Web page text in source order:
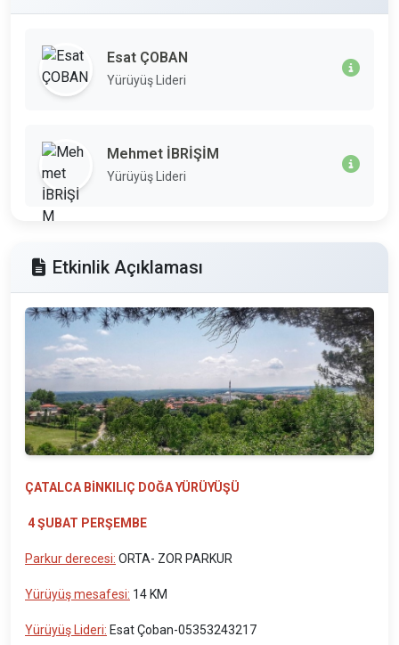
Esat ÇOBAN
Yürüyüş Lideri
Mehmet İBRİŞİM
Yürüyüş Lideri
Etkinlik Açıklaması
ÇATALCA BİNKILIÇ DOĞA YÜRÜYÜŞÜ
4 ŞUBAT PERŞEMBE
Parkur derecesi: ORTA- ZOR PARKUR
Yürüyüş mesafesi: 14 KM
Yürüyüş Lideri: Esat Çoban-05353243217